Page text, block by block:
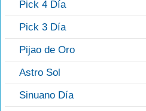
Pick 4 Día
Pick 3 Día
Pijao de Oro
Astro Sol
Sinuano Día